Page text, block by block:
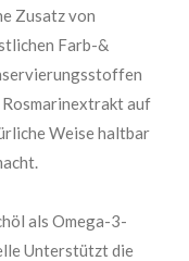
Zusatz von
Farb-&
auf
Weise haltbar
als Omega-3-
Unterstützt die